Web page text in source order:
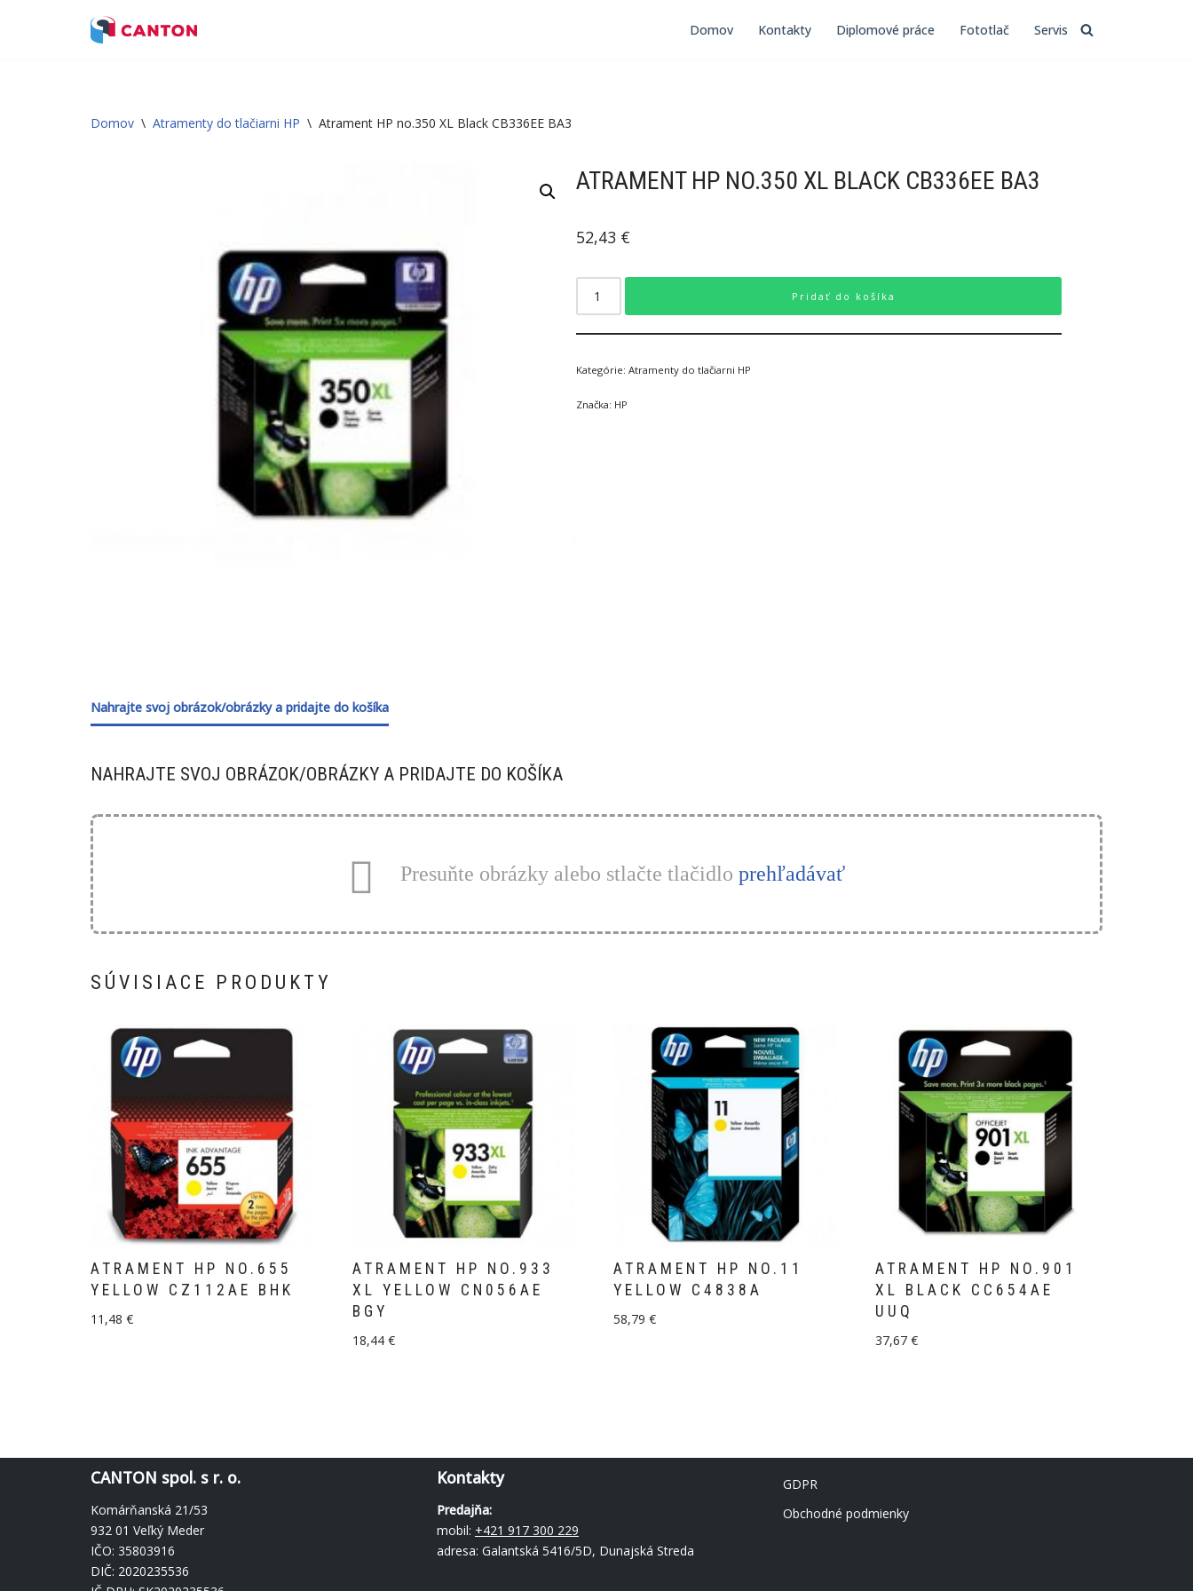
Domov Kontakty Diplomové práce Fototlač Servis
Domov \ Atramenty do tlačiarni HP \ Atrament HP no.350 XL Black CB336EE BA3
ATRAMENT HP NO.350 XL BLACK CB336EE BA3
52,43 €
Pridať do košíka
Kategórie:Atramenty do tlačiarni HP
Značka: HP
Nahrajte svoj obrázok/obrázky a pridajte do košíka
NAHRAJTE SVOJ OBRÁZOK/OBRÁZKY A PRIDAJTE DO KOŠÍKA
Presuňte obrázky alebo stlačte tlačidlo prehľadávať
SÚVISIACE PRODUKTY
ATRAMENT HP NO.655
YELLOW CZ112AE BHK
11,48 €
ATRAMENT HP NO.933
XL YELLOW CN056AE
BGY
18,44 €
ATRAMENT HP NO.11
YELLOW C4838A
58,79€
ATRAMENT HP NO.901
XL BLACK CC654AE
UUQ
37,67€
CANTON spol. s r. o.
Komárňanská 21/53
932 01 Veľký Meder
IČO: 35803916
DIČ: 2020235536
Kontakty
Predajňa:
mobil: +421 917 300 229
adresa: Galantská 5416/5D, Dunajská Streda
GDPR
Obchodné podmienky